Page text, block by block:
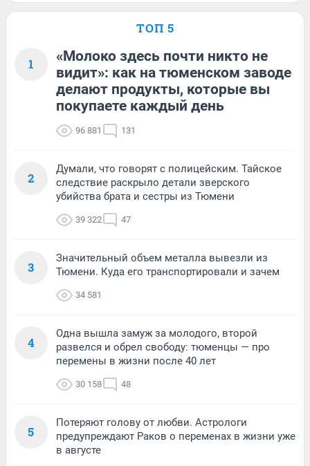
ТОП 5
1
«Молоко здесь почти никто не
видит»: как на тюменском заводе
делают продукты, которые вы
покупаете каждый день
96 881 131
2
Думали, что говорят с полицейским. Тайское
следствие раскрыло детали зверского
убийства брата и сестры из Тюмени
39 322 47
3
Значительный объем металла вывезли из
Тюмени. Куда его транспортировали и зачем
34 581
4
Одна вышла замуж за молодого, второй
развелся и обрел свободу: тюменцы — про
перемены в жизни после 40 лет
30 158 48
5
Потеряют голову от любви. Астрологи
предупреждают Раков о переменах в жизни уже
в августе